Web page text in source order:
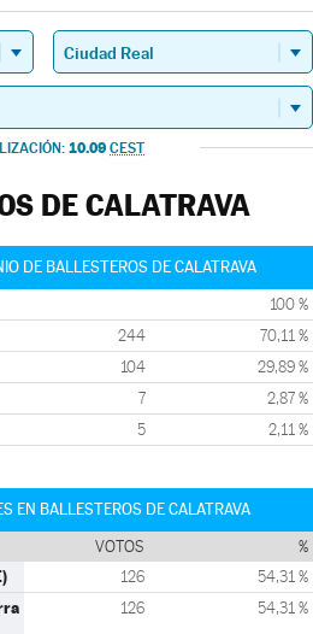
10.09 CEST
DE CALATRAVA
DE BALLESTEROS DE CALATRAVA
100 %
244 70,11 %
104 29,89 %
7 2,87 %
5 2,11 %
EN BALLESTEROS DE CALATRAVA
VOTOS %
126 54,31 %
126 54,31 %